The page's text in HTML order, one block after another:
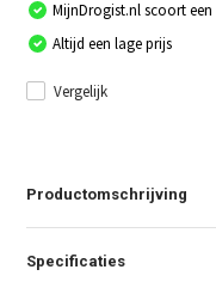
MijnDrogist.nl scoort een
Altijd een lage prijs
Vergelijk
Productomschrijving
Specificaties